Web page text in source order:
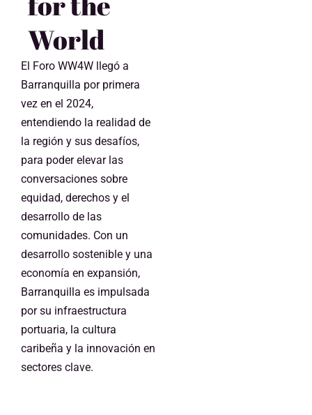
World
El Foro WW4W llegó a
Barranquilla por primera
vez en el 2024,
entendiendo la realidad de
la región y sus desafíos,
para poder elevar las
conversaciones sobre
equidad, derechos y el
desarrollo de las
comunidades. Con un
desarrollo sostenible y una
economía en expansión,
Barranquilla es impulsada
por su infraestructura
portuaria, la cultura
caribeña y la innovación en
sectores clave.